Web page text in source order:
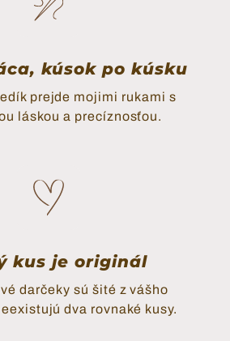
kúsok po kúsku
prejde mojimi rukami s
láskou a precíznosťou.
kus je originál
darčeky sú šité z vášho
dva rovnaké kusy.